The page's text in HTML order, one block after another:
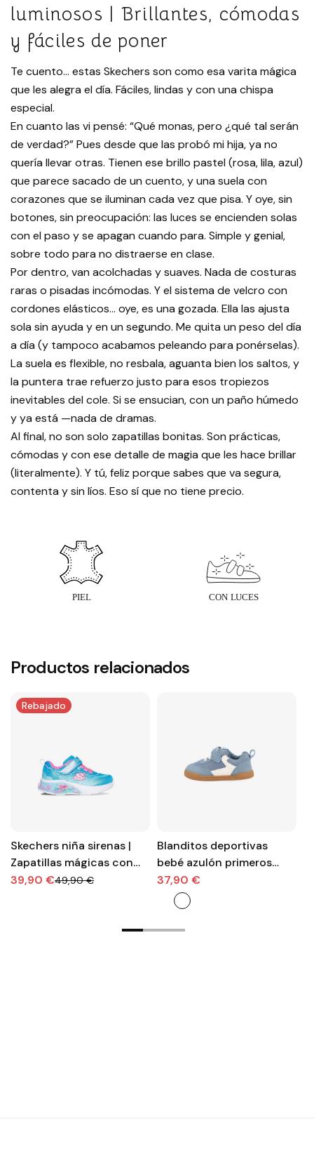
luminosos | Brillantes, cómodas
y fáciles de poner
Te cuento… estas Skechers son como esa varita mágica
que les alegra el día. Fáciles, lindas y con una chispa
especial.
En cuanto las vi pensé: “Qué monas, pero ¿qué tal serán
de verdad?” Pues desde que las probó mi hija, ya no
quería llevar otras. Tienen ese brillo pastel (rosa, lila, azul)
que parece sacado de un cuento, y una suela con
corazones que se iluminan cada vez que pisa. Y oye, sin
botones, sin preocupación: las luces se encienden solas
con el paso y se apagan cuando para. Simple y genial,
sobre todo para no distraerse en clase.
Por dentro, van acolchadas y suaves. Nada de costuras
raras o pisadas incómodas. Y el sistema de velcro con
cordones elásticos… oye, es una gozada. Ella las ajusta
sola sin ayuda y en un segundo. Me quita un peso del día
a día (y tampoco acabamos peleando para ponérselas).
La suela es flexible, no resbala, aguanta bien los saltos, y
la puntera trae refuerzo justo para esos tropiezos
inevitables del cole. Si se ensucian, con un paño húmedo
y ya está —nada de dramas.
Al final, no son solo zapatillas bonitas. Son prácticas,
cómodas y con ese detalle de magia que les hace brillar
(literalmente). Y tú, feliz porque sabes que va segura,
contenta y sin líos. Eso sí que no tiene precio.
Productos relacionados
Rebajado
Skechers niña sirenas |
Zapatillas mágicas con
luces y velcro
39,90 €49,90 €
Blanditos deportivas
bebé azulón primeros
pasos | Suaves y seguras
37,90 €